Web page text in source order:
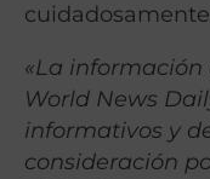
«La
World News
informativos y
consideración